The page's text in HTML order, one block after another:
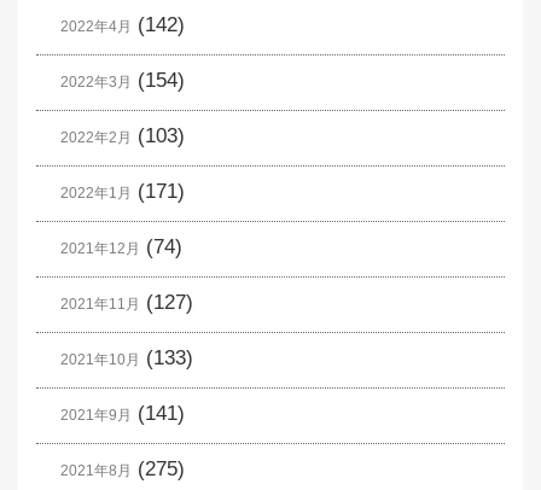
2022年4月 (142)
2022年3月 (154)
2022年2月 (103)
2022年1月 (171)
2021年12月 (74)
2021年11月 (127)
2021年10月 (133)
2021年9月 (141)
2021年8月 (275)